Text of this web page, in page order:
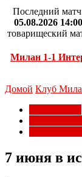
Последний
05.08.2026 14:00
товарищеский
Милан 1-1
Домой Клуб
7 июня в